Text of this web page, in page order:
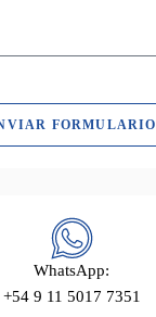
FORMULARIO
WhatsApp:
+54 9 11 5017 7351